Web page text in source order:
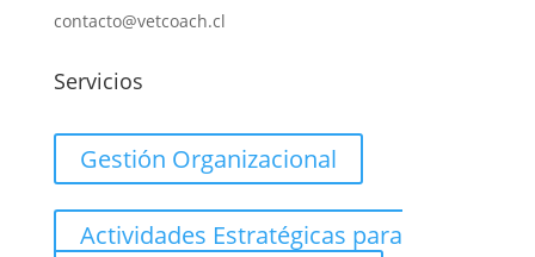
contacto@vetcoach.cl
Servicios
Gestión Organizacional
Actividades Estratégicas para